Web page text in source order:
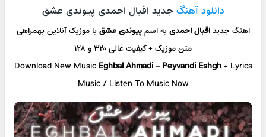
دانلود آهنگ جدید اقبال احمدی پیوندی عشق
اهنگ جدیداقبال احمدیبه اسمپیوندی عشقبا موزیک آنلاینبهمراهی
متن موزیک + کیفیت عالی ۳۲۰ و ۱۲۸
Download New Music Eghbal Ahmadi–Peyvandi Eshgh+ Lyrics
Music / Listen To Music Now